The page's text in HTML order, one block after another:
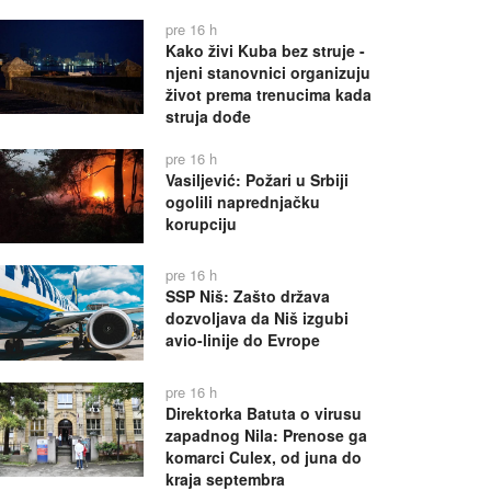
pre 16 h
Kako živi Kuba bez struje -
njeni stanovnici organizuju
život prema trenucima kada
struja dođe
pre 16 h
Vasiljević: Požari u Srbiji
ogolili naprednjačku
korupciju
pre 16 h
SSP Niš: Zašto država
dozvoljava da Niš izgubi
avio-linije do Evrope
pre 16 h
Direktorka Batuta o virusu
zapadnog Nila: Prenose ga
komarci Culex, od juna do
kraja septembra